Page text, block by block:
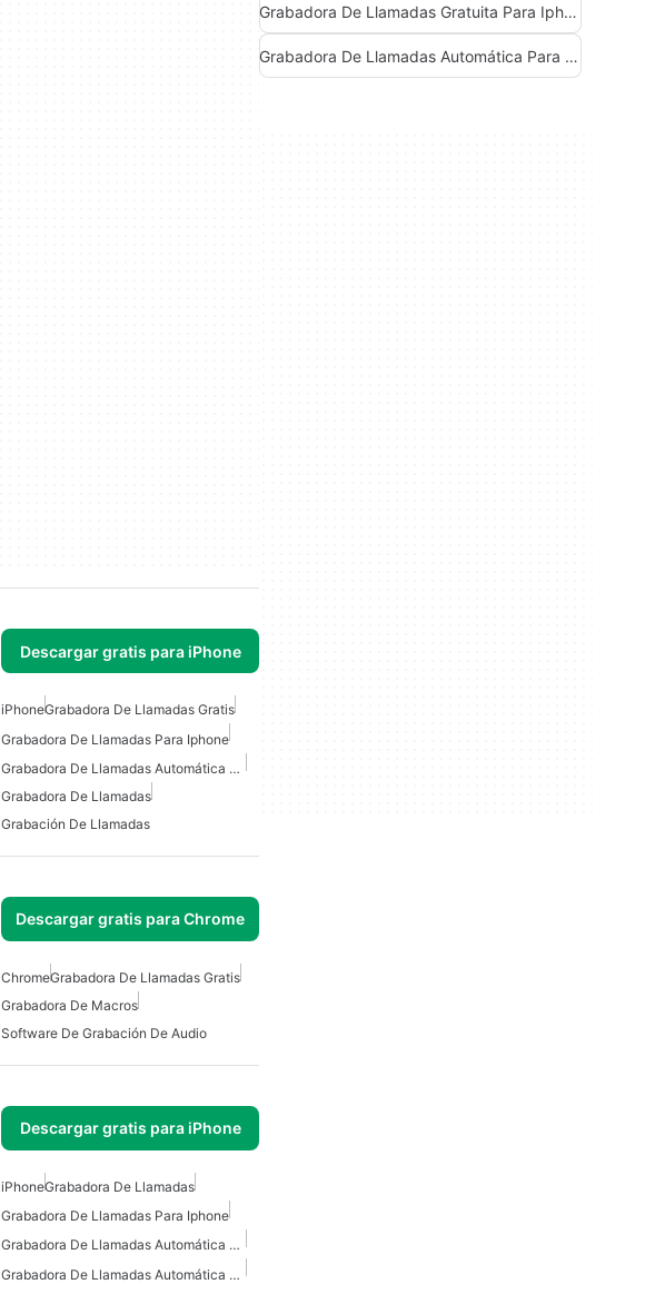
Descargar gratis para iPhone
iPhoneGrabadora De Llamadas Gratis
Grabadora De Llamadas Para Iphone
Grabadora De Llamadas Automática Gratuita Para IPhone
Grabadora De Llamadas
Grabación De Llamadas
Descargar gratis para Chrome
ChromeGrabadora De Llamadas Gratis
Grabadora De Macros
Software De Grabación De Audio
Descargar gratis para iPhone
iPhoneGrabadora De Llamadas
Grabadora De Llamadas Para Iphone
Grabadora De Llamadas Automática Gratuita Para IPhone
Grabadora De Llamadas Automática Para IPhone
Grabadora De Llamadas Gratuita Para Iphone
Grabadora De Llamadas Automática Para Iphone